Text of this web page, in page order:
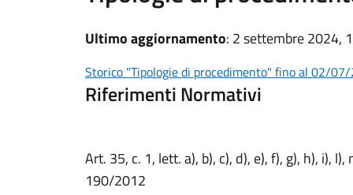
Ultimo aggiornamento: 2 settembre 2024,
Storico "Tipologie di procedimento" fino al 02/
Riferimenti Normativi
Art. 35, c. 1, lett. a), b), c), d), e), f), g), h), i),
190/2012